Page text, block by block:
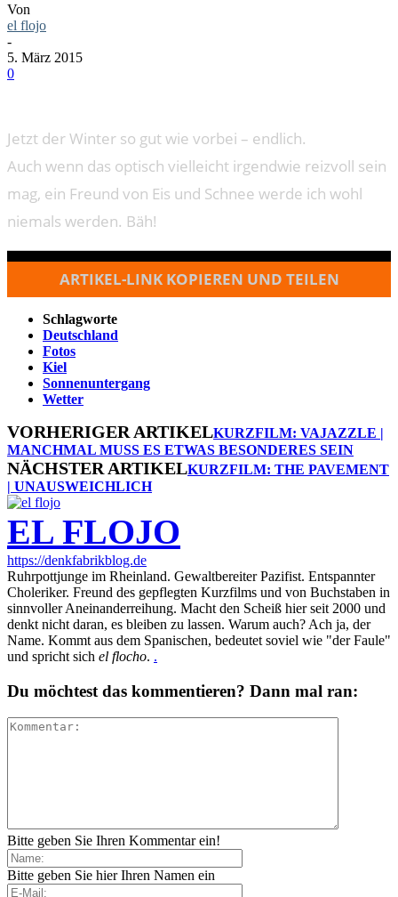
Von
el flojo
-
5. März 2015
0
Jetzt der Winter so gut wie vorbei – endlich.
Auch wenn das optisch vielleicht irgendwie reizvoll sein
mag, ein Freund von Eis und Schnee werde ich wohl
niemals werden. Bäh!
ARTIKEL-LINK KOPIEREN UND TEILEN
Schlagworte
Deutschland
Fotos
Kiel
Sonnenuntergang
Wetter
VORHERIGER ARTIKELKURZFILM: VAJAZZLE |
MANCHMAL MUSS ES ETWAS BESONDERES SEIN
NÄCHSTER ARTIKELKURZFILM: THE PAVEMENT
| UNAUSWEICHLICH
EL FLOJO
https://denkfabrikblog.de
Ruhrpottjunge im Rheinland. Gewaltbereiter Pazifist. Entspannter
Choleriker. Freund des gepflegten Kurzfilms und von Buchstaben in
sinnvoller Aneinanderreihung. Macht den Scheiß hier seit 2000 und
denkt nicht daran, es bleiben zu lassen. Warum auch? Ach ja, der
Name. Kommt aus dem Spanischen, bedeutet soviel wie "der Faule"
und spricht sich el flocho. .
Du möchtest das kommentieren? Dann mal ran:
Bitte geben Sie Ihren Kommentar ein!
Bitte geben Sie hier Ihren Namen ein